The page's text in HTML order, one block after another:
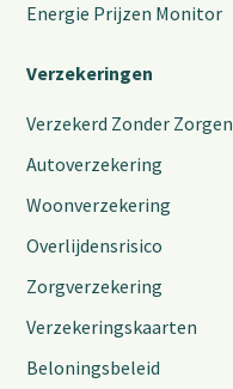
Energie Prijzen Monitor
Verzekeringen
Verzekerd Zonder Zorgen
Autoverzekering
Woonverzekering
Overlijdensrisico
Zorgverzekering
Verzekeringskaarten
Beloningsbeleid